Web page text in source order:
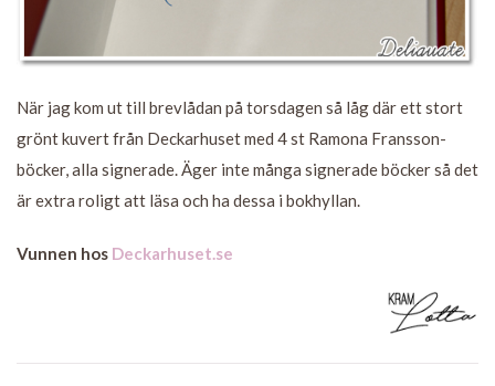
När jag kom ut till brevlådan på torsdagen så låg där ett stort
grönt kuvert från Deckarhuset med 4 st Ramona Fransson-
böcker, alla signerade. Äger inte många signerade böcker så det
är extra roligt att läsa och ha dessa i bokhyllan.
Vunnen hos Deckarhuset.se